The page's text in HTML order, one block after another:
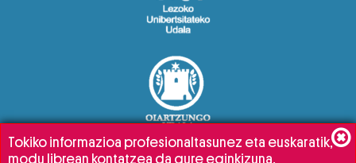
Tokiko informazioa profesionaltasunez eta euskaratik,
modu librean kontatzea da gure eginkizuna.